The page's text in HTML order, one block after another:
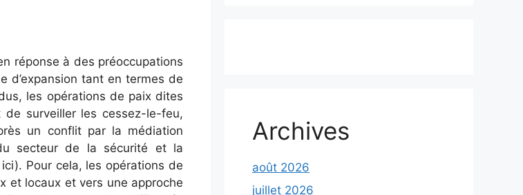
réponse à des préoccupations
d’expansion tant en termes de
les opérations de paix dites
de surveiller les cessez-le-feu,
un conflit par la médiation
secteur de la sécurité et la
Pour cela, les opérations de
et locaux et vers une approche
Archives
août 2026
juillet 2026